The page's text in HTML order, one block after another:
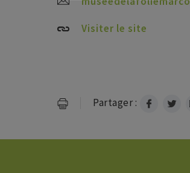
Visiter le site
Partager :